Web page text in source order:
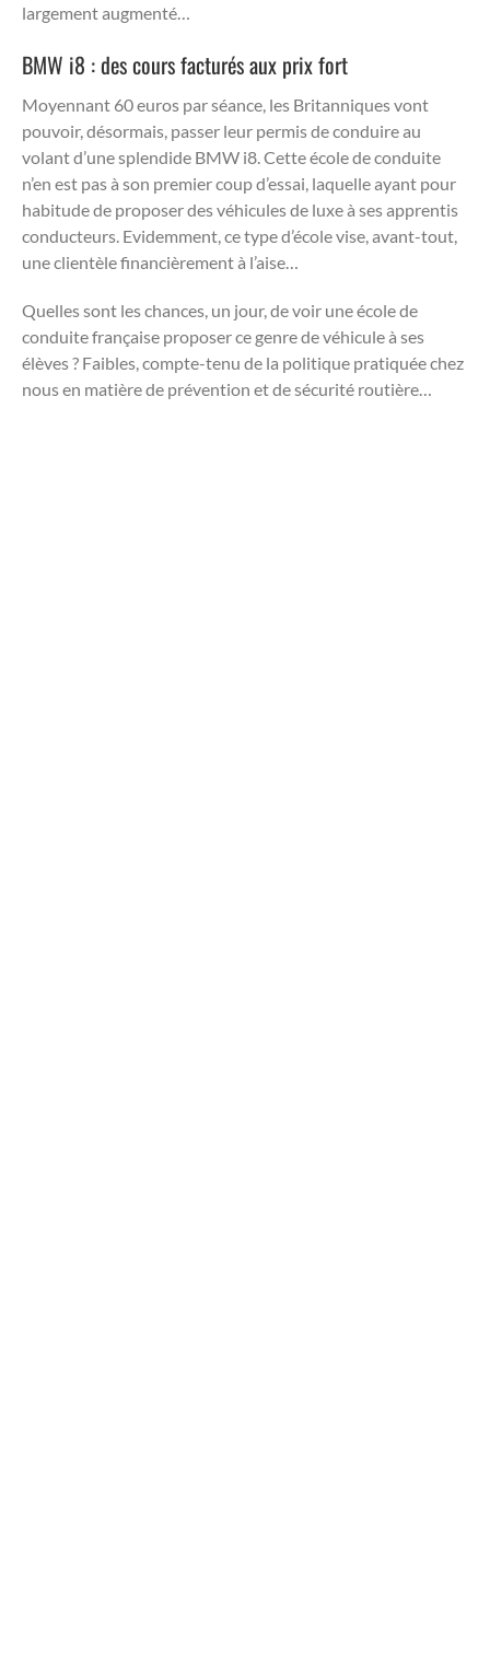
largement augmenté…
BMW i8 : des cours facturés aux prix fort
Moyennant 60 euros par séance, les Britanniques vont
pouvoir, désormais, passer leur permis de conduire au
volant d’une splendide BMW i8. Cette école de conduite
n’en est pas à son premier coup d’essai, laquelle ayant pour
habitude de proposer des véhicules de luxe à ses apprentis
conducteurs. Evidemment, ce type d’école vise, avant-tout,
une clientèle financièrement à l’aise…
Quelles sont les chances, un jour, de voir une école de
conduite française proposer ce genre de véhicule à ses
élèves ? Faibles, compte-tenu de la politique pratiquée chez
nous en matière de prévention et de sécurité routière…